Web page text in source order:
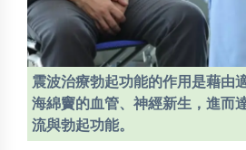
震波治療勃起功能的作用是藉由
海綿竇的血管、神經新生，進而
流與勃起功能。